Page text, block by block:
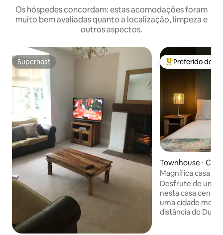
Os hóspedes concordam: estas acomodações foram
muito bem avaliadas quanto a localização, limpeza e
outros aspectos.
Superhost
Superhost Entre os
Preferido dos
Townhouse ⋅
m
Magnífica casa
Neville's Cross
Desfrute de uma
nesta casa
uma cidade
distância do Durham